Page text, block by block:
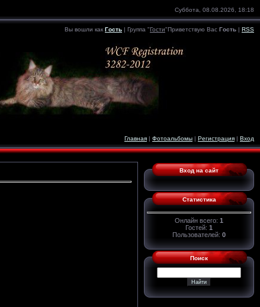
Суббота, 08.08.2026, 18:18
Вы вошли как Гость | Группа "Гости"Приветствую Вас Гость | RSS
Главная | Фотоальбомы | Регистрация | Вход
Вход на сайт
Статистика
Онлайн всего: 1
Гостей: 1
Пользователей: 0
Поиск